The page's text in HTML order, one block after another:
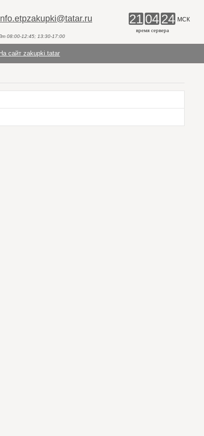
08:00-12:45; 13:30-17:00
21 04 24 МСК
время сервера
На сайт zakupki.tatar